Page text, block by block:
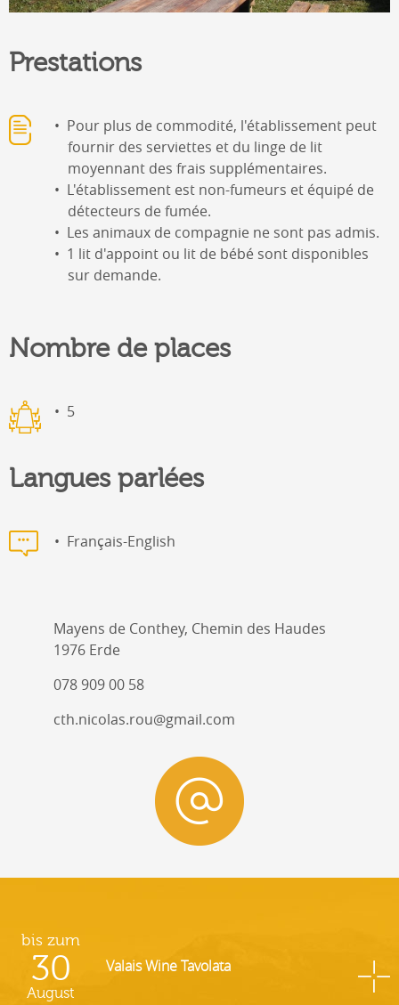
Prestations
Pour plus de commodité, l'établissement peut
fournir des serviettes et du linge de lit
moyennant des frais supplémentaires.
L'établissement est non-fumeurs et équipé de
détecteurs de fumée.
Les animaux de compagnie ne sont pas admis.
1 lit d'appoint ou lit de bébé sont disponibles
sur demande.
Nombre de places
5
Langues parlées
Français-English
Mayens de Conthey, Chemin des Haudes
1976 Erde
078 909 00 58
cth.nicolas.rou@gmail.com
bis zum
30
August
Valais Wine Tavolata